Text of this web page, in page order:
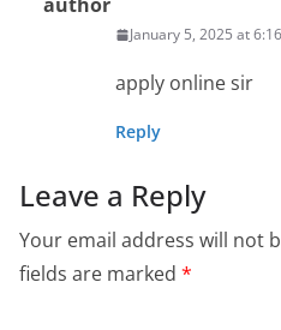
January 5, 2025 at
apply online sir
Reply
Leave a Reply
Your email address will not
fields are marked *